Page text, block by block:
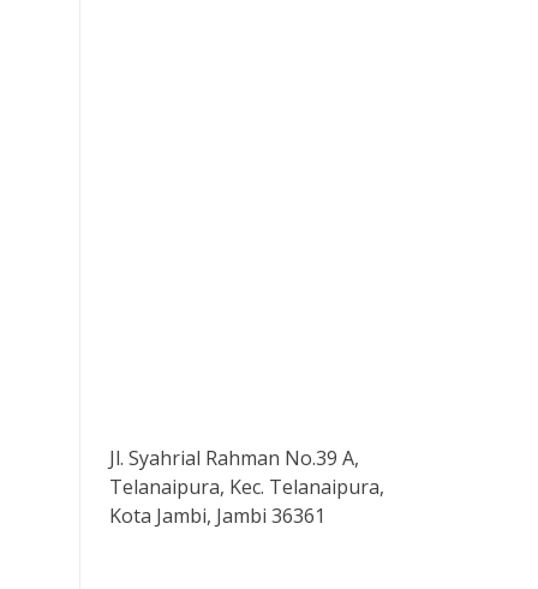
Jl. Syahrial Rahman No.39 A,
Telanaipura, Kec. Telanaipura,
Kota Jambi, Jambi 36361